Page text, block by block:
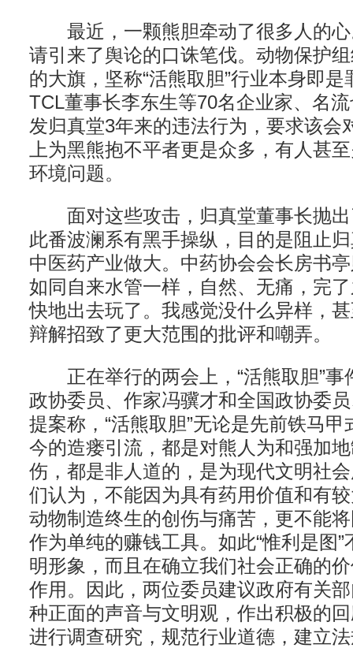
最近，一颗熊胆牵动了很多人的心
请引来了舆论的口诛笔伐。动物保护
的大旗，坚称“活熊取胆”行业本身即
TCL董事长李东生等70名企业家、名
发归真堂3年来的违法行为，要求该会
上为黑熊抱不平者更是众多，有人甚
环境问题。
面对这些攻击，归真堂董事长抛出
此番波澜系有黑手操纵，目的是阻止
中医药产业做大。中药协会会长房书
如同自来水管一样，自然、无痛，完
快地出去玩了。我感觉没什么异样，
辩解招致了更大范围的批评和嘲弄。
正在举行的两会上，“活熊取胆”事
政协委员、作家冯骥才和全国政协委
提案称，“活熊取胆”无论是先前铁马
今的造瘘引流，都是对熊人为和强加
伤，都是非人道的，是为现代文明社
们认为，不能因为具有药用价值和有
动物制造终生的创伤与痛苦，更不能
作为单纯的赚钱工具。如此“惟利是图
明形象，而且在确立我们社会正确的
作用。因此，两位委员建议政府有关
种正面的声音与文明观，作出积极的
进行调查研究，规范行业道德，建立